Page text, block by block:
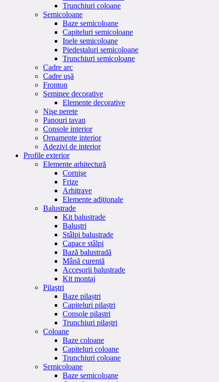
Trunchiuri coloane
Semicoloane
Baze semicoloane
Capiteluri semicoloane
Inele semicoloane
Piedestaluri semicoloane
Trunchiuri semicoloane
Cadre arc
Cadre uşă
Fronton
Şeminee decorative
Elemente decorative
Nişe perete
Panouri tavan
Console interior
Ornamente interior
Adezivi de interior
Profile exterior
Elemente arhitectură
Cornişe
Frize
Arhitrave
Elemente adiţionale
Balustrade
Kit balustrade
Baluştri
Stâlpi balustrade
Capace stâlpi
Bază balustradă
Mână curentă
Accesorii balustrade
Kit montaj
Pilaştri
Baze pilaștri
Capiteluri pilaștri
Console pilastri
Trunchiuri pilaștri
Coloane
Baze coloane
Capiteluri coloane
Trunchiuri coloane
Semicoloane
Baze semicoloane